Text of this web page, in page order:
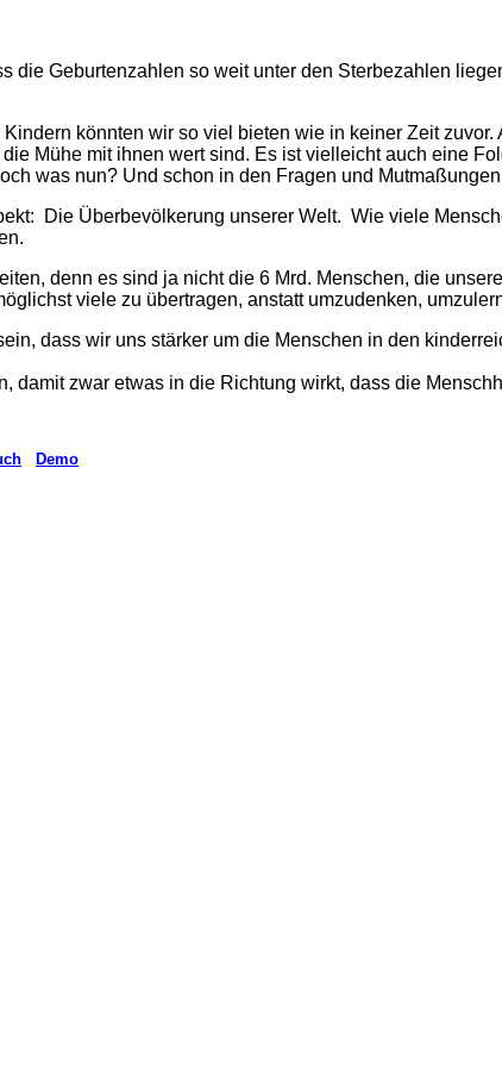
die Geburtenzahlen so weit unter den Sterbezahlen
könnten wir so viel bieten wie in keiner Zeit
Mühe mit ihnen wert sind. Es ist vielleicht auch eine
was nun? Und schon in den Fragen und
Die Überbevölkerung unserer Welt. Wie viele
denn es sind ja nicht die 6 Mrd. Menschen, die
viele zu übertragen, anstatt umzudenken,
dass wir uns stärker um die Menschen in den
damit zwar etwas in die Richtung wirkt, dass die
Demo